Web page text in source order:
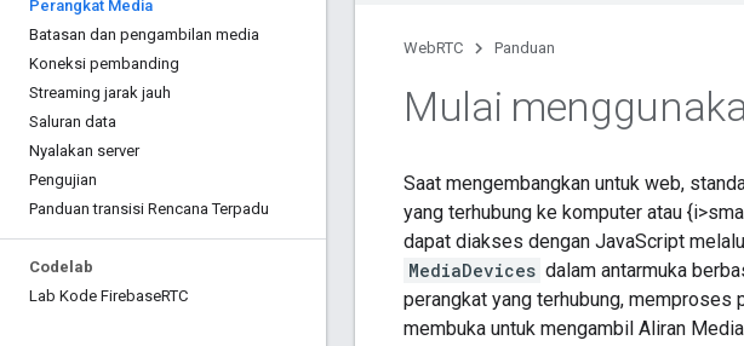
Perangkat Media
Batasan dan pengambilan media
Koneksi pembanding
Streaming jarak jauh
Saluran data
Nyalakan server
Pengujian
Panduan transisi Rencana Terpadu
Codelab
Lab Kode FirebaseRTC
WebRTC Panduan
Mulai
Saat mengembangkan untuk web,
yang terhubung ke komputer atau
dapat diakses dengan JavaScript
MediaDevices dalam antarmuka
perangkat yang terhubung, memproses
membuka untuk mengambil Aliran